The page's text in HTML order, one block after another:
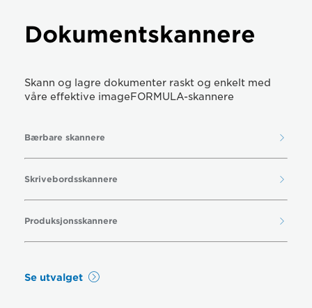
Dokumentskannere
Skann og lagre dokumenter raskt og enkelt med
våre effektive imageFORMULA-skannere
Bærbare skannere
Skrivebordsskannere
Produksjonsskannere
Se utvalget